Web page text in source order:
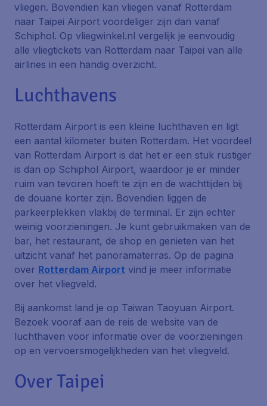
vliegen. Bovendien kan vliegen vanaf Rotterdam
naar Taipei Airport voordeliger zijn dan vanaf
Schiphol. Op vliegwinkel.nl vergelijk je eenvoudig
alle vliegtickets van Rotterdam naar Taipei van alle
airlines in een handig overzicht.
Luchthavens
Rotterdam Airport is een kleine luchthaven en ligt
een aantal kilometer buiten Rotterdam. Het voordeel
van Rotterdam Airport is dat het er een stuk rustiger
is dan op Schiphol Airport, waardoor je er minder
ruim van tevoren hoeft te zijn en de wachttijden bij
de douane korter zijn. Bovendien liggen de
parkeerplekken vlakbij de terminal. Er zijn echter
weinig voorzieningen. Je kunt gebruikmaken van de
bar, het restaurant, de shop en genieten van het
uitzicht vanaf het panoramaterras. Op de pagina
over Rotterdam Airport vind je meer informatie
over het vliegveld.
Bij aankomst land je op Taiwan Taoyuan Airport.
Bezoek vooraf aan de reis de website van de
luchthaven voor informatie over de voorzieningen
op en vervoersmogelijkheden van het vliegveld.
Over Taipei